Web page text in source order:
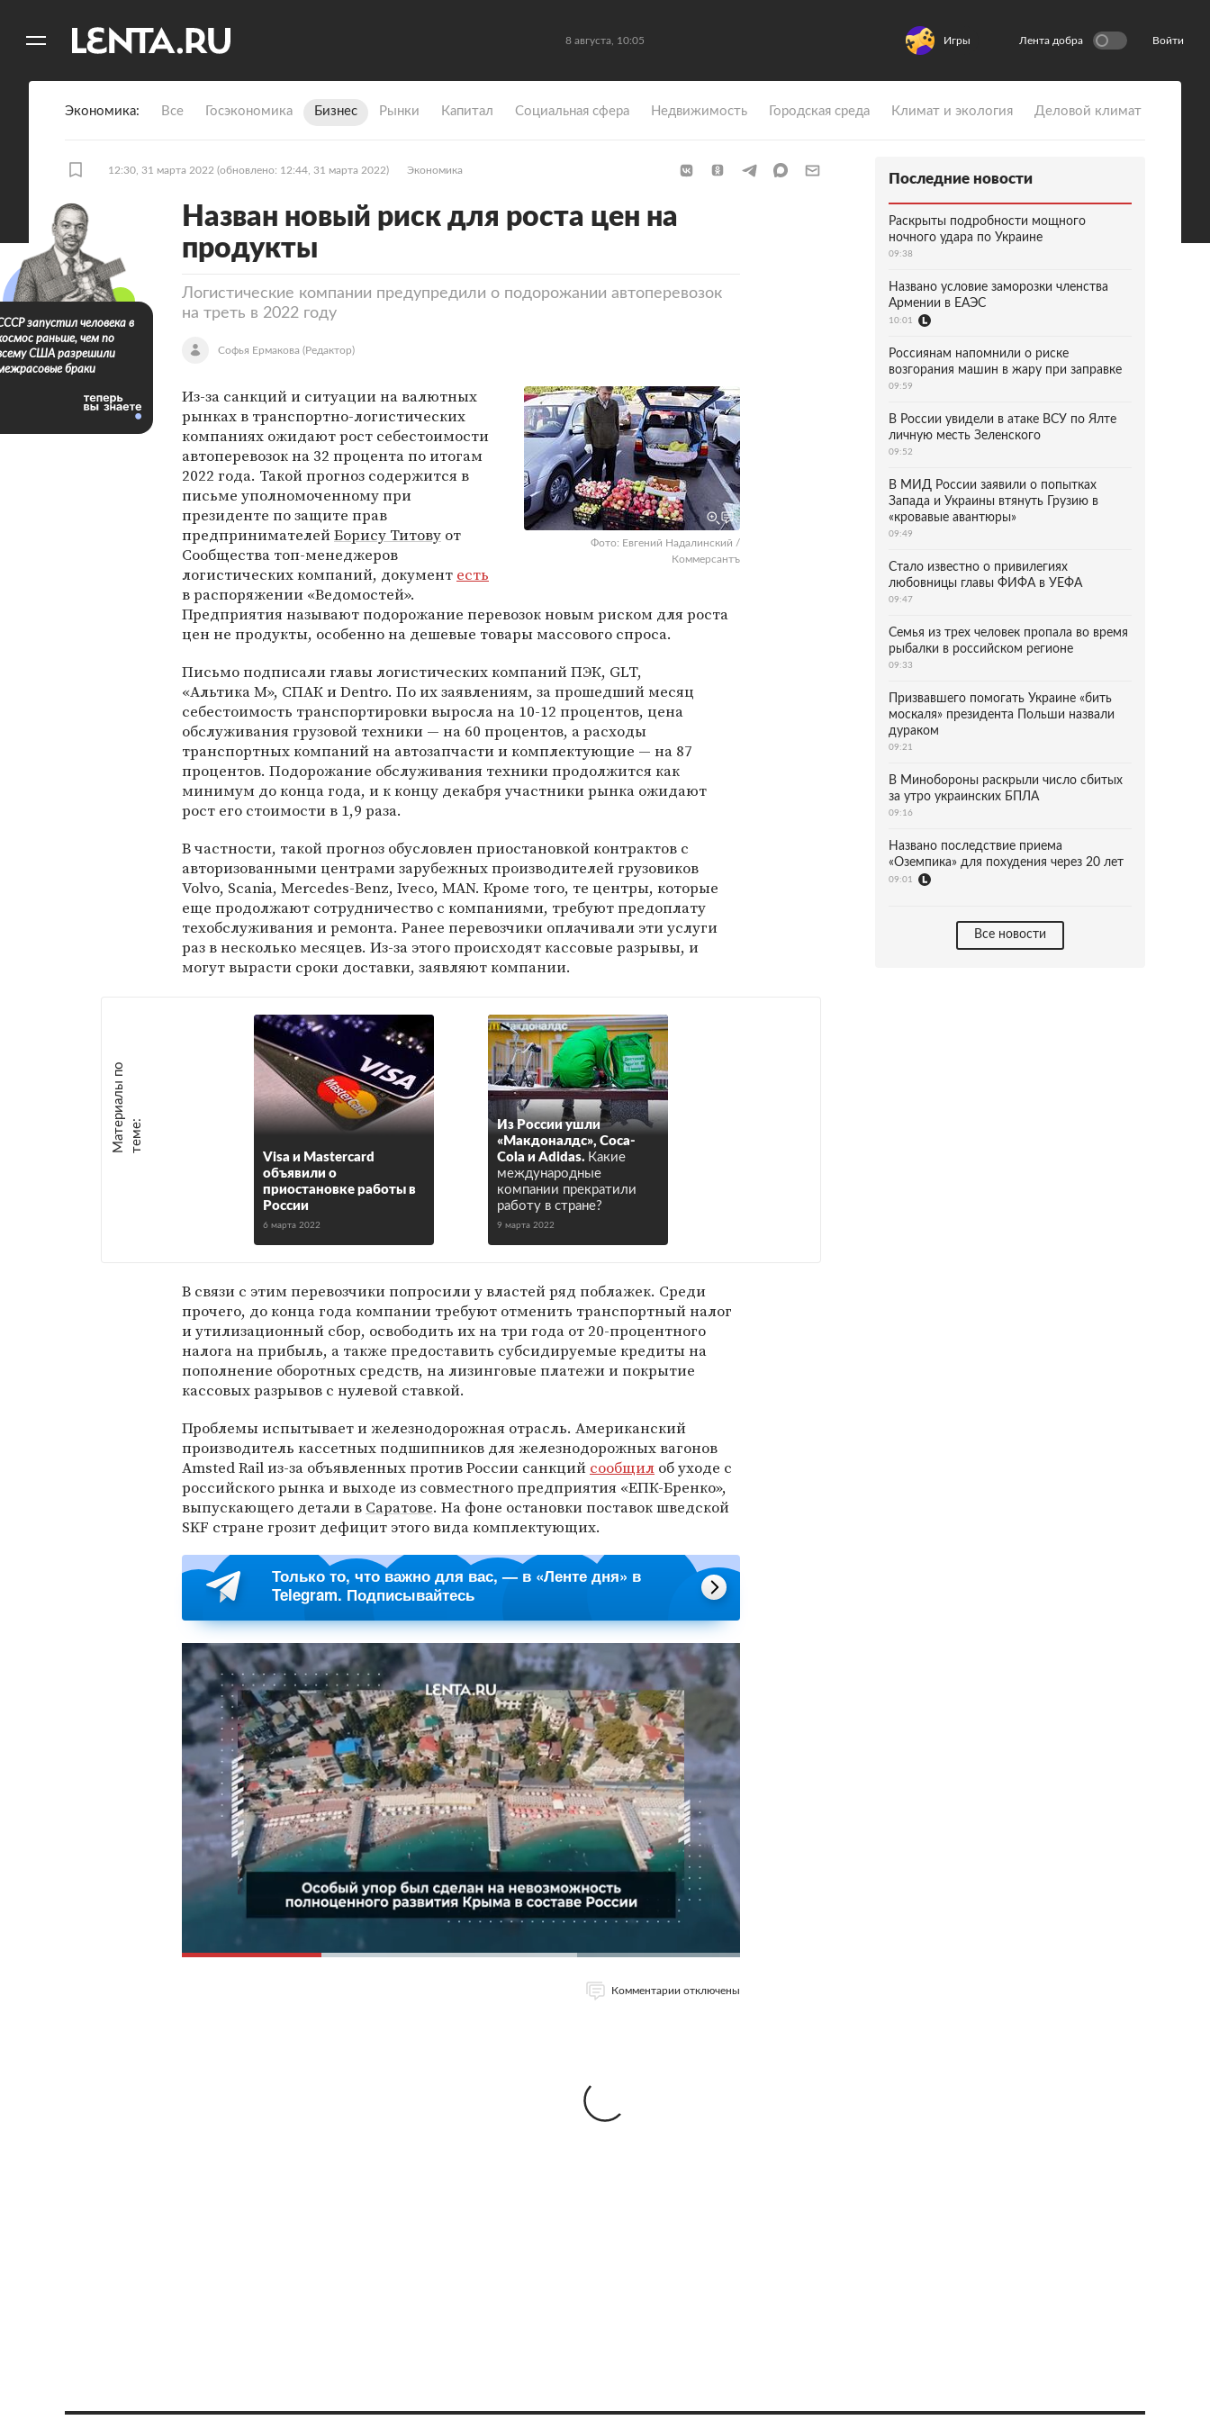
8 августа, 10:05 Игры Лента добра Войти
Экономика Все Госэкономика Бизнес Рынки Капитал Социальная сфера Недвижимость Городская среда Климат и экология Деловой климат
12:30, 31 марта 2022 (обновлено: 12:44, 31 марта 2022) Экономика
Назван новый риск для роста цен на
продукты
Логистические компании предупредили о подорожании автоперевозок
на треть в 2022 году
Софья Ермакова (Редактор)
Фото: Евгений Надалинский /
Коммерсантъ
Из-за санкций и ситуации на валютных
рынках в транспортно-логистических
компаниях ожидают рост себестоимости
автоперевозок на 32 процента по итогам
2022 года. Такой прогноз содержится в
письме уполномоченному при
президенте по защите прав
предпринимателейБорису Титову от
Сообщества топ-менеджеров
логистических компаний, документ есть
в распоряжении «Ведомостей».
Предприятия называют подорожание перевозок новым риском для роста
цен не продукты, особенно на дешевые товары массового спроса.
Письмо подписали главы логистических компаний ПЭК, GLT,
«Альтика М», СПАК и Dentro. По их заявлениям, за прошедший месяц
себестоимость транспортировки выросла на 10-12 процентов, цена
обслуживания грузовой техники — на 60 процентов, а расходы
транспортных компаний на автозапчасти и комплектующие — на 87
процентов. Подорожание обслуживания техники продолжится как
минимум до конца года, и к концу декабря участники рынка ожидают
рост его стоимости в 1,9 раза.
В частности, такой прогноз обусловлен приостановкой контрактов с
авторизованными центрами зарубежных производителей грузовиков
Volvo, Scania, Mercedes-Benz, Iveco, MAN. Кроме того, те центры, которые
еще продолжают сотрудничество с компаниями, требуют предоплату
техобслуживания и ремонта. Ранее перевозчики оплачивали эти услуги
раз в несколько месяцев. Из-за этого происходят кассовые разрывы, и
могут вырасти сроки доставки, заявляют компании.
М
а
т е
р
и
а
л
ы
п
о
т
е
м
е :
Visa и Mastercard
объявили о
приостановке работы в
России
6 марта 2022
Из России ушли
«Макдоналдс», Сoca-
Cola и Adidas. Какие
международные
компании прекратили
работу в стране?
9 марта 2022
В связи с этим перевозчики попросили у властей ряд поблажек. Среди
прочего, до конца года компании требуют отменить транспортный налог
и утилизационный сбор, освободить их на три года от 20-процентного
налога на прибыль, а также предоставить субсидируемые кредиты на
пополнение оборотных средств, на лизинговые платежи и покрытие
кассовых разрывов с нулевой ставкой.
Проблемы испытывает и железнодорожная отрасль. Американский
производитель кассетных подшипников для железнодорожных вагонов
Amsted Rail из-за объявленных против России санкций сообщил об уходе с
российского рынка и выходе из совместного предприятия «ЕПК-Бренко»,
выпускающего детали в Саратове. На фоне остановки поставок шведской
SKF стране грозит дефицит этого вида комплектующих.
Только то, что важно для вас, — в «Ленте дня» в
Telegram. Подписывайтесь
Комментарии отключены
запустил человека в
раньше, чем по
США разрешили
браки
Последние новости
Раскрыты подробности мощного
ночного удара по Украине
09:38
Названо условие заморозки членства
Армении в ЕАЭС
10:01
Россиянам напомнили о риске
возгорания машин в жару при заправке
09:59
В России увидели в атаке ВСУ по Ялте
личную месть Зеленского
09:52
В МИД России заявили о попытках
Запада и Украины втянуть Грузию в
«кровавые авантюры»
09:49
Стало известно о привилегиях
любовницы главы ФИФА в УЕФА
09:47
Семья из трех человек пропала во время
рыбалки в российском регионе
09:33
Призвавшего помогать Украине «бить
москаля» президента Польши назвали
дураком
09:21
В Минобороны раскрыли число сбитых
за утро украинских БПЛА
09:16
Названо последствие приема
«Оземпика» для похудения через 20 лет
09:01
Все новости